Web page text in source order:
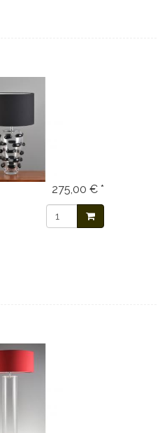
275,00 € *